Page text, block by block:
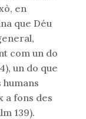
en
que Déu
com un do
un do que
a fons des
139).